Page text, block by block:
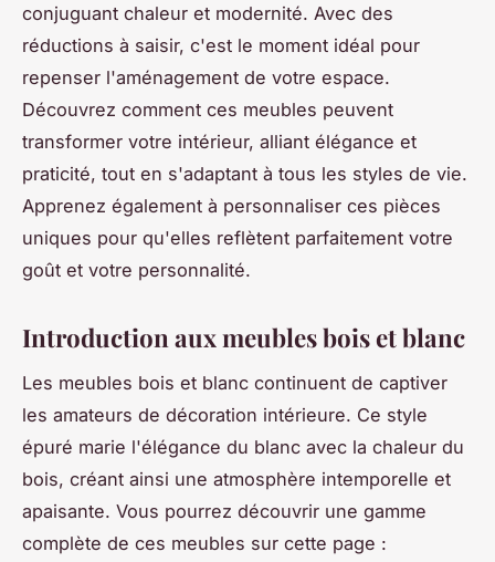
conjuguant chaleur et modernité. Avec des
réductions à saisir, c'est le moment idéal pour
repenser l'aménagement de votre espace.
Découvrez comment ces meubles peuvent
transformer votre intérieur, alliant élégance et
praticité, tout en s'adaptant à tous les styles de vie.
Apprenez également à personnaliser ces pièces
uniques pour qu'elles reflètent parfaitement votre
goût et votre personnalité.
Introduction aux meubles bois et blanc
Les meubles bois et blanc continuent de captiver
les amateurs de décoration intérieure. Ce style
épuré marie l'élégance du blanc avec la chaleur du
bois, créant ainsi une atmosphère intemporelle et
apaisante. Vous pourrez découvrir une gamme
complète de ces meubles sur cette page :